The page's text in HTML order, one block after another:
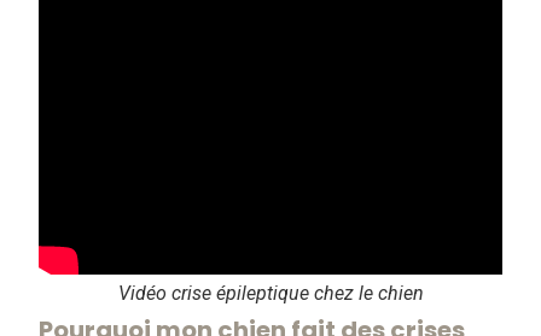
Vidéo crise épileptique chez le chien